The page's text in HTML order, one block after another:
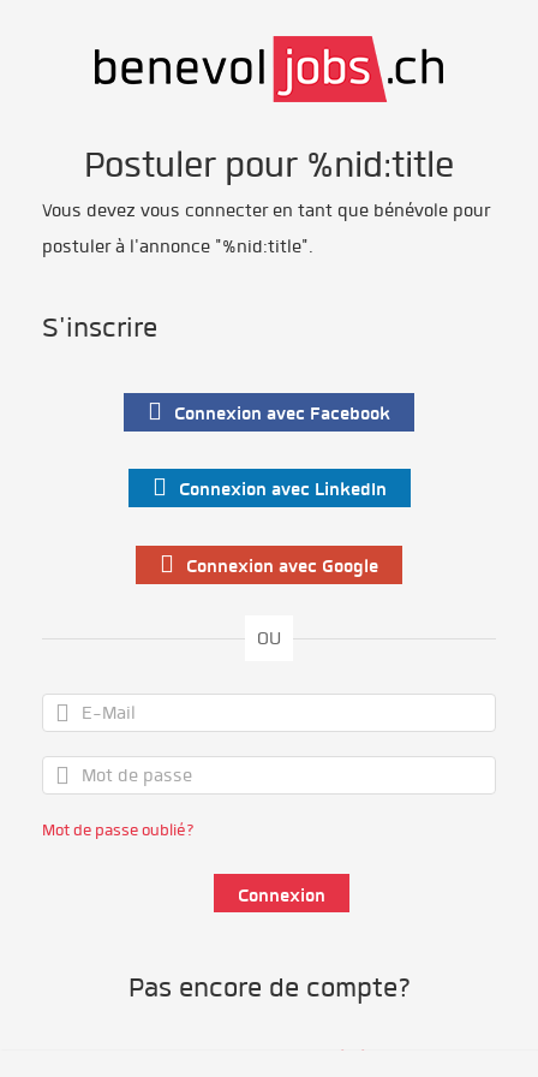
Postuler pour %nid:title
Vous devez vous connecter en tant que bénévole pour
postuler à l'annonce "%nid:title".
S'inscrire
Connexion avec Facebook
Connexion avec LinkedIn
Connexion avec Google
OU
Mot de passe oublié?
Pas encore de compte?